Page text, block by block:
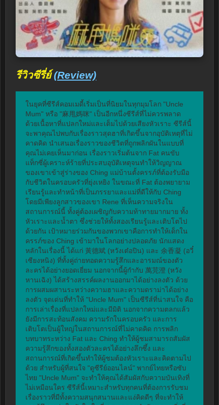
รีวิวซีรี่ย์(Review)
ในยุคที่ซีรีส์คอมเมดี้เริ่มเป็นที่นิยมในทุกมุมโลก "Uncle
Mum" หรือ "麻甩媽咪" เป็นอีกหนึ่งซีรีส์ที่ไม่ควรพลาด
ด้วยเนื้อหาที่แปลกใหม่และเต็มไปด้วยเสียงหัวเราะ ซีรีส์นี้
จะพาคุณไปพบกับเรื่องราวสุดฮาที่เกิดขึ้นจากอุบัติเหตุที่ไม่
คาดคิด นำเสนอเรื่องราวของชีวิตที่ถูกพลิกผันในแบบที่
คุณไม่เคยเห็นมาก่อน เรื่องราวเริ่มต้นจาก Fat คนขับ
แท็กซี่ผู้เคราะห์ร้ายที่ประสบอุบัติเหตุจนทำให้วิญญาณ
ของเขาเข้าสู่ร่างของ Ching แม่บ้านตั้งครรภ์ที่ต้องรับมือ
กับชีวิตในครอบครัวที่ยุ่งเหยิง ในขณะที่ Fat ต้องพยายาม
เรียนรู้และทำหน้าที่เป็นภรรยาและแม่ที่ดีให้กับ Ching
โดยมีเพียงลูกสาวของเขา Rene ที่เห็นความจริงใน
สถานการณ์นี้ ทั้งคู่ต้องเผชิญกับความท้าทายมากมาย ทั้ง
หัวเราะและน้ำตา ซึ่งช่วยให้ทั้งสองเรียนรู้และเติบโตไป
ด้วยกัน เป้าหมายร่วมกันของพวกเขาคือการทำให้เด็กใน
ครรภ์ของ Ching เข้ามาในโลกอย่างปลอดภัย นักแสดง
หลักในเรื่องนี้ ได้แก่ 黃德斌 (หวังเต๋อปิน) และ 余香凝 (อวี๋
เซียงหนิง) ที่ทั้งคู่ถ่ายทอดความรู้สึกและอารมณ์ของตัว
ละครได้อย่างยอดเยี่ยม นอกจากนี้ผู้กำกับ 萬芫澄 (หวัง
หานเฉิง) ได้สร้างสรรค์ผลงานออกมาได้อย่างลงตัว ด้วย
การผสมผสานระหว่างความฮาและความดราม่าได้อย่าง
ลงตัว จุดเด่นที่ทำให้ "Uncle Mum" เป็นซีรีส์ที่น่าสนใจ คือ
การเล่าเรื่องที่แปลกใหม่และมีมิติ นอกจากความตลกแล้ว
ยังมีการสะท้อนสังคม ความรักในครอบครัว และการ
เติบโตเป็นผู้ใหญ่ในสถานการณ์ที่ไม่คาดคิด การพลิก
บทบาทระหว่าง Fat และ Ching ทำให้ผู้ชมสามารถสัมผัส
ความรู้สึกของทั้งสองตัวละครได้อย่างลึกซึ้ง และ
สถานการณ์ที่เกิดขึ้นทำให้ผู้ชมต้องหัวเราะและคิดตามไป
ด้วย สำหรับผู้ที่สนใจ "ดูซีรีย์ออนไลน์" พากย์ไทยหรือซับ
ไทย "Uncle Mum" จะทำให้คุณได้สัมผัสกับความบันเทิงที่
ไม่เหมือนใคร ซีรีส์นี้เหมาะสำหรับทุกคนที่ต้องการรับชม
เรื่องราวที่มีทั้งความสนุกสนานและแง่คิดดีๆ ที่จะทำให้